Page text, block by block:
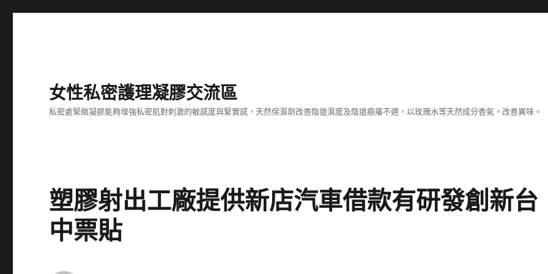
女性私密護理凝膠交流區
私密處緊緻凝膠能夠增強私密肌對刺激的敏感度與緊實感，天然保濕劑改善陰道濕度及陰道痕癢不適，以玫瑰水等天然成分香氣，改善異味。
塑膠射出工廠提供新店汽車借款有研發創新台
中票貼